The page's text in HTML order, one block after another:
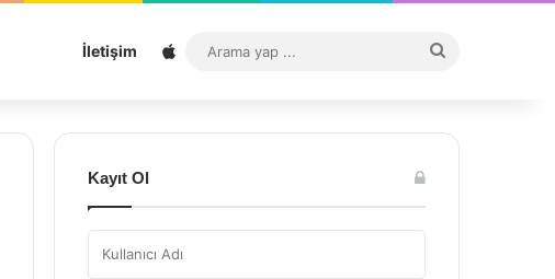
İletişim Sitemap
...
Kayıt Ol